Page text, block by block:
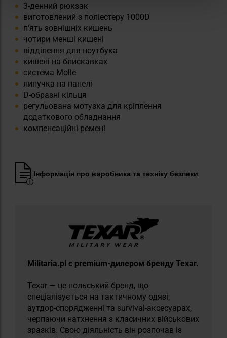
3-денний рюкзак
виготовлений з поліестеру 1000D
п'ять зовнішніх кишень
чотири менші кишені
відділення для ноутбука
кишені на блискавках
система Molle
липучка на панелі
D-образні кільця
регульована мотузка для кріплення
додаткового обладнання
компенсаційні ремені
Інформація про виробника та техніку безпеки
Militaria.pl є premium-дилером бренду Texar.
Texar — це польський бренд, що
спеціалізується на тактичному одязі,
аутдор-спорядженні та survival-аксесуарах,
черпаючи натхнення з класичних військових
зразків. Свою діяльність він розпочав із